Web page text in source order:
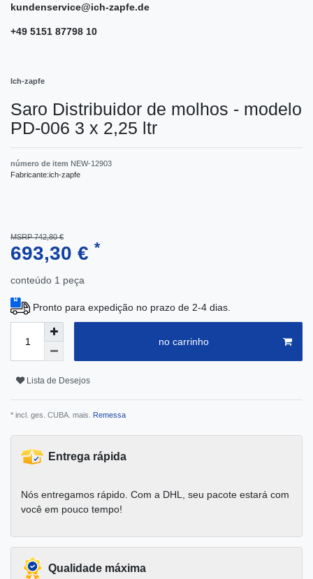
kundenservice@ich-zapfe.de
+49 5151 87798 10
Ich-zapfe
Saro Distribuidor de molhos - modelo
PD-006 3 x 2,25 ltr
número de item NEW-12903
Fabricante:ich-zapfe
MSRP 742,80 €
693,30 € *
conteúdo 1 peça
Pronto para expedição no prazo de 2-4 dias.
no carrinho
Lista de Desejos
* incl. ges. CUBA. mais. Remessa
Entrega rápida
Nós entregamos rápido. Com a DHL, seu pacote estará com
você em pouco tempo!
Qualidade máxima